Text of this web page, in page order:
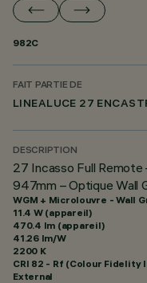
982C
FAIT PARTIE DE
LINEALUCE 27
DESCRIPTION
27 Incasso Full
947mm – Optique Wall
WGM + Microlouvre - Wall
11.4 W (appareil)
470.4 lm (appareil)
41.26 lm/W
2200 K
CRI 82 - Rf (Colour Fidelity
External